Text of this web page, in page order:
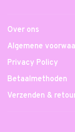
Over ons
Algemene
Privacy Policy
Betaalmethoden
Verzenden &